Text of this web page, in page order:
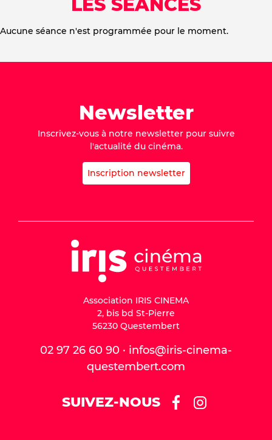
Aucune séance n'est programmée pour le moment.
Newsletter
Inscrivez-vous à notre newsletter pour suivre
l'actualité du cinéma.
Inscription newsletter
Association IRIS CINEMA
2, bis bd St-Pierre
56230 Questembert
02 97 26 60 90 · infos@iris-cinema-
questembert.com
SUIVEZ-NOUS